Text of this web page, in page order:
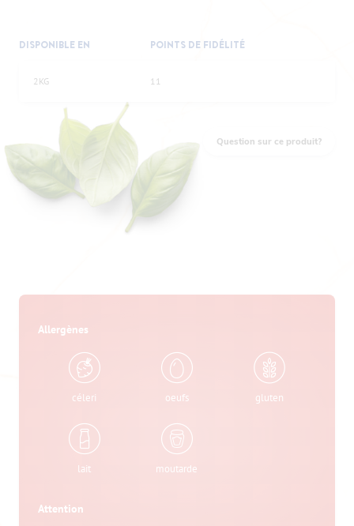
DISPONIBLE EN POINTS DE FIDÉLITÉ
2KG 11
Question sur ce produit?
Allergènes
céleri oeufs gluten
lait moutarde
Attention